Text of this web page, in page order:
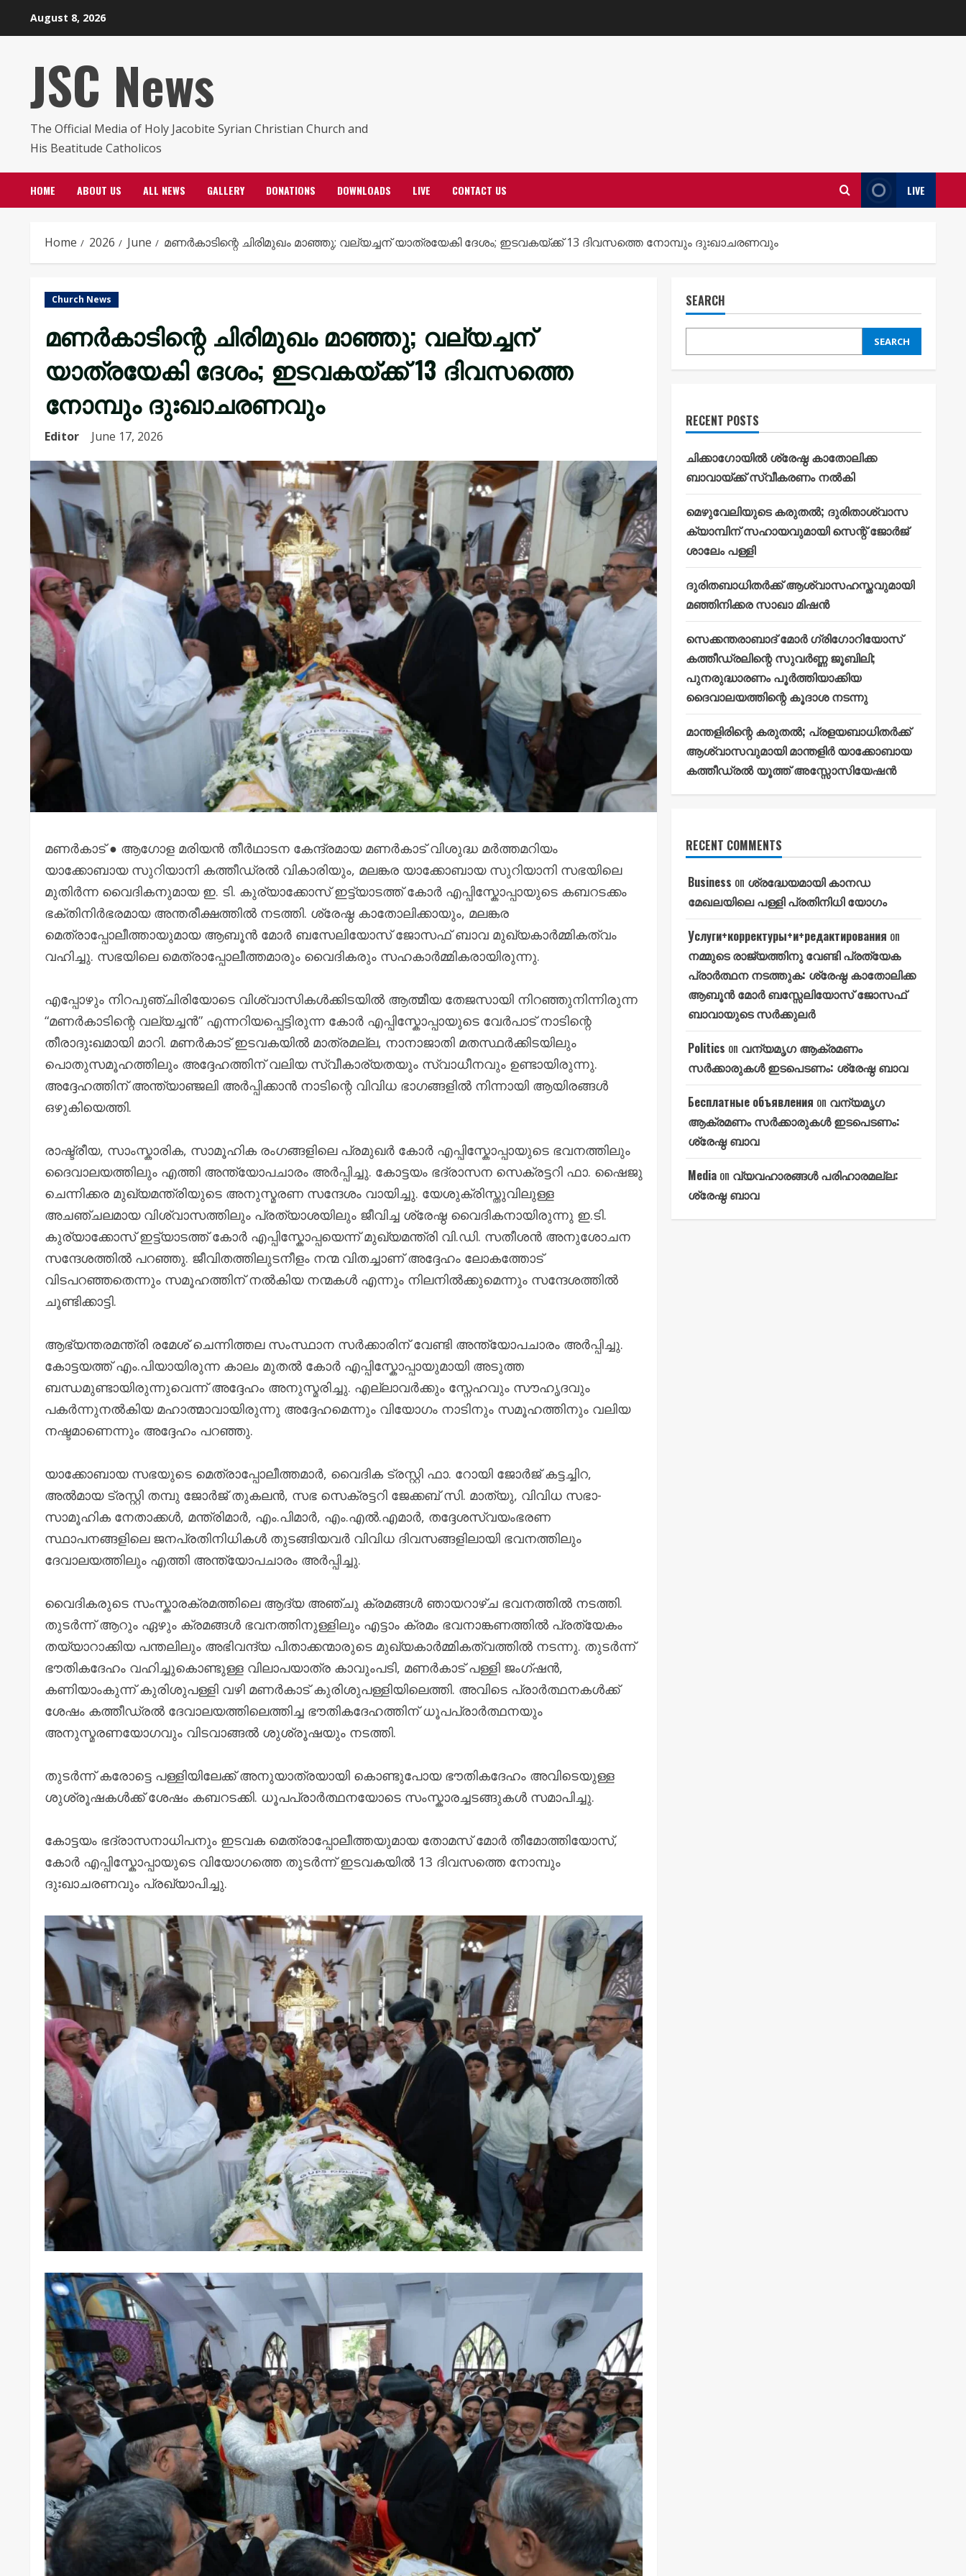
August 8, 2026
JSC News
The Official Media of Holy Jacobite Syrian Christian Church and
His Beatitude Catholicos
HOME ABOUT US ALL NEWS GALLERY DONATIONS DOWNLOADS LIVE CONTACT US LIVE
Home 2026 June മണർകാടിന്റെ ചിരിമുഖം മാഞ്ഞു; വല്യച്ചന് യാത്രയേകി ദേശം; ഇടവകയ്ക്ക് 13 ദിവസത്തെ നോമ്പും ദുഃഖാചരണവും
Church News
മണർകാടിന്റെ ചിരിമുഖം മാഞ്ഞു; വല്യച്ചന്
യാത്രയേകി ദേശം; ഇടവകയ്ക്ക് 13 ദിവസത്തെ
നോമ്പും ദുഃഖാചരണവും
Editor June 17, 2026
മണർകാട് ● ആഗോള മരിയൻ തീർഥാടന കേന്ദ്രമായ മണർകാട് വിശുദ്ധ മർത്തമറിയം
യാക്കോബായ സുറിയാനി കത്തീഡ്രൽ വികാരിയും, മലങ്കര യാക്കോബായ സുറിയാനി സഭയിലെ
മുതിർന്ന വൈദികനുമായ ഇ. ടി. കുര്യാക്കോസ് ഇട്ട്യാടത്ത് കോർ എപ്പിസ്കോപ്പായുടെ കബറടക്കം
ഭക്തിനിർഭരമായ അന്തരീക്ഷത്തിൽ നടത്തി. ശ്രേഷ്ഠ കാതോലിക്കായും, മലങ്കര
മെത്രാപ്പോലീത്തായുമായ ആബൂൻ മോർ ബസേലിയോസ് ജോസഫ് ബാവ മുഖ്യകാർമ്മികത്വം
വഹിച്ചു. സഭയിലെ മെത്രാപ്പോലീത്തമാരും വൈദികരും സഹകാർമ്മികരായിരുന്നു.
എപ്പോഴും നിറപുഞ്ചിരിയോടെ വിശ്വാസികൾക്കിടയിൽ ആത്മീയ തേജസായി നിറഞ്ഞുനിന്നിരുന്ന
“മണർകാടിന്റെ വല്യച്ചൻ” എന്നറിയപ്പെട്ടിരുന്ന കോർ എപ്പിസ്കോപ്പായുടെ വേർപാട് നാടിന്റെ
തീരാദുഃഖമായി മാറി. മണർകാട് ഇടവകയിൽ മാത്രമല്ല, നാനാജാതി മതസ്ഥർക്കിടയിലും
പൊതുസമൂഹത്തിലും അദ്ദേഹത്തിന് വലിയ സ്വീകാര്യതയും സ്വാധീനവും ഉണ്ടായിരുന്നു.
അദ്ദേഹത്തിന് അന്ത്യാഞ്ജലി അർപ്പിക്കാൻ നാടിന്റെ വിവിധ ഭാഗങ്ങളിൽ നിന്നായി ആയിരങ്ങൾ
ഒഴുകിയെത്തി.
രാഷ്ട്രീയ, സാംസ്കാരിക, സാമൂഹിക രംഗങ്ങളിലെ പ്രമുഖർ കോർ എപ്പിസ്കോപ്പായുടെ ഭവനത്തിലും
ദൈവാലയത്തിലും എത്തി അന്ത്യോപചാരം അർപ്പിച്ചു. കോട്ടയം ഭദ്രാസന സെക്രട്ടറി ഫാ. ഷൈജു
ചെന്നിക്കര മുഖ്യമന്ത്രിയുടെ അനുസ്മരണ സന്ദേശം വായിച്ചു. യേശുക്രിസ്തുവിലുള്ള
അചഞ്ചലമായ വിശ്വാസത്തിലും പ്രത്യാശയിലും ജീവിച്ച ശ്രേഷ്ഠ വൈദികനായിരുന്നു ഇ.ടി.
കുര്യാക്കോസ് ഇട്ട്യാടത്ത് കോർ എപ്പിസ്കോപ്പയെന്ന് മുഖ്യമന്ത്രി വി.ഡി. സതീശൻ അനുശോചന
സന്ദേശത്തിൽ പറഞ്ഞു. ജീവിതത്തിലുടനീളം നന്മ വിതച്ചാണ് അദ്ദേഹം ലോകത്തോട്
വിടപറഞ്ഞതെന്നും സമൂഹത്തിന് നൽകിയ നന്മകൾ എന്നും നിലനിൽക്കുമെന്നും സന്ദേശത്തിൽ
ചൂണ്ടിക്കാട്ടി.
ആഭ്യന്തരമന്ത്രി രമേശ് ചെന്നിത്തല സംസ്ഥാന സർക്കാരിന് വേണ്ടി അന്ത്യോപചാരം അർപ്പിച്ചു.
കോട്ടയത്ത് എം.പിയായിരുന്ന കാലം മുതൽ കോർ എപ്പിസ്കോപ്പായുമായി അടുത്ത
ബന്ധമുണ്ടായിരുന്നുവെന്ന് അദ്ദേഹം അനുസ്മരിച്ചു. എല്ലാവർക്കും സ്നേഹവും സൗഹൃദവും
പകർന്നുനൽകിയ മഹാത്മാവായിരുന്നു അദ്ദേഹമെന്നും വിയോഗം നാടിനും സമൂഹത്തിനും വലിയ
നഷ്ടമാണെന്നും അദ്ദേഹം പറഞ്ഞു.
യാക്കോബായ സഭയുടെ മെത്രാപ്പോലീത്തമാർ, വൈദിക ട്രസ്റ്റി ഫാ. റോയി ജോർജ് കട്ടച്ചിറ,
അൽമായ ട്രസ്റ്റി തമ്പു ജോർജ് തുകലൻ, സഭ സെക്രട്ടറി ജേക്കബ് സി. മാത്യു, വിവിധ സഭാ-
സാമൂഹിക നേതാക്കൾ, മന്ത്രിമാർ, എം.പിമാർ, എം.എൽ.എമാർ, തദ്ദേശസ്വയംഭരണ
സ്ഥാപനങ്ങളിലെ ജനപ്രതിനിധികൾ തുടങ്ങിയവർ വിവിധ ദിവസങ്ങളിലായി ഭവനത്തിലും
ദേവാലയത്തിലും എത്തി അന്ത്യോപചാരം അർപ്പിച്ചു.
വൈദികരുടെ സംസ്കാരക്രമത്തിലെ ആദ്യ അഞ്ചു ക്രമങ്ങൾ ഞായറാഴ്ച ഭവനത്തിൽ നടത്തി.
തുടർന്ന് ആറും ഏഴും ക്രമങ്ങൾ ഭവനത്തിനുള്ളിലും എട്ടാം ക്രമം ഭവനാങ്കണത്തിൽ പ്രത്യേകം
തയ്യാറാക്കിയ പന്തലിലും അഭിവന്ദ്യ പിതാക്കന്മാരുടെ മുഖ്യകാർമ്മികത്വത്തിൽ നടന്നു. തുടർന്ന്
ഭൗതികദേഹം വഹിച്ചുകൊണ്ടുള്ള വിലാപയാത്ര കാവുംപടി, മണർകാട് പള്ളി ജംഗ്ഷൻ,
കണിയാംകുന്ന് കുരിശുപള്ളി വഴി മണർകാട് കുരിശുപള്ളിയിലെത്തി. അവിടെ പ്രാർത്ഥനകൾക്ക്
ശേഷം കത്തീഡ്രൽ ദേവാലയത്തിലെത്തിച്ച ഭൗതികദേഹത്തിന് ധൂപപ്രാർത്ഥനയും
അനുസ്മരണയോഗവും വിടവാങ്ങൽ ശുശ്രൂഷയും നടത്തി.
തുടർന്ന് കരോട്ടെ പള്ളിയിലേക്ക് അനുയാത്രയായി കൊണ്ടുപോയ ഭൗതികദേഹം അവിടെയുള്ള
ശുശ്രൂഷകൾക്ക് ശേഷം കബറടക്കി. ധൂപപ്രാർത്ഥനയോടെ സംസ്കാരച്ചടങ്ങുകൾ സമാപിച്ചു.
കോട്ടയം ഭദ്രാസനാധിപനും ഇടവക മെത്രാപ്പോലീത്തയുമായ തോമസ് മോർ തീമോത്തിയോസ്,
കോർ എപ്പിസ്കോപ്പായുടെ വിയോഗത്തെ തുടർന്ന് ഇടവകയിൽ 13 ദിവസത്തെ നോമ്പും
ദുഃഖാചരണവും പ്രഖ്യാപിച്ചു.
SEARCH
SEARCH
RECENT POSTS
ചിക്കാഗോയിൽ ശ്രേഷ്ഠ കാതോലിക്ക
ബാവായ്ക്ക് സ്വീകരണം നൽകി
മെഴുവേലിയുടെ കരുതൽ; ദുരിതാശ്വാസ
ക്യാമ്പിന് സഹായവുമായി സെന്റ് ജോർജ്
ശാലേം പള്ളി
ദുരിതബാധിതർക്ക് ആശ്വാസഹസ്തവുമായി
മഞ്ഞിനിക്കര സാഖാ മിഷൻ
സെക്കന്തരാബാദ് മോർ ഗ്രിഗോറിയോസ്
കത്തീഡ്രലിന്റെ സുവർണ്ണ ജൂബിലി;
പുനരുദ്ധാരണം പൂർത്തിയാക്കിയ
ദൈവാലയത്തിന്റെ കൂദാശ നടന്നു
മാന്തളിരിന്റെ കരുതൽ; പ്രളയബാധിതർക്ക്
ആശ്വാസവുമായി മാന്തളിർ യാക്കോബായ
കത്തീഡ്രൽ യൂത്ത് അസ്സോസിയേഷൻ
RECENT COMMENTS
Business on ശ്രദ്ധേയമായി കാനഡ
മേഖലയിലെ പള്ളി പ്രതിനിധി യോഗം
Услуги+корректуры+и+редактирования on
നമ്മുടെ രാജ്യത്തിനു വേണ്ടി പ്രത്യേക
പ്രാർത്ഥന നടത്തുക: ശ്രേഷ്ഠ കാതോലിക്ക
ആബൂൻ മോർ ബസ്സേലിയോസ് ജോസഫ്
ബാവായുടെ സർക്കുലർ
Politics on വന്യമൃഗ ആക്രമണം
സർക്കാരുകൾ ഇടപെടണം: ശ്രേഷ്ഠ ബാവ
Бесплатные объявления on വന്യമൃഗ
ആക്രമണം സർക്കാരുകൾ ഇടപെടണം:
ശ്രേഷ്ഠ ബാവ
Media on വ്യവഹാരങ്ങൾ പരിഹാരമല്ല:
ശ്രേഷ്ഠ ബാവ